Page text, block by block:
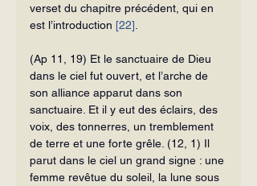
verset du chapitre précédent, qui en
est l’introduction [22]
(Ap 11, 19) Et le sanctuaire de Dieu
dans le ciel fut ouvert, et l’arche de
son al­liance apparut dans son
sanctuaire. Et il y eut des éclairs, des
voix, des tonnerres, un tremblement
de terre et une forte grêle. (12, 1) Il
parut dans le ciel un grand signe : une
femme revêtue du soleil, la lune sous